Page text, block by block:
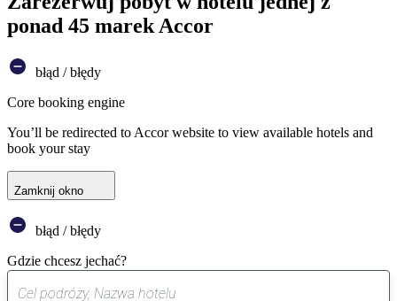
ponad 45 marek Accor
błąd / błędy
Core booking engine
You’ll be redirected to Accor website to view available hotels and
book your stay
Zamknij okno
błąd / błędy
Gdzie chcesz jechać?